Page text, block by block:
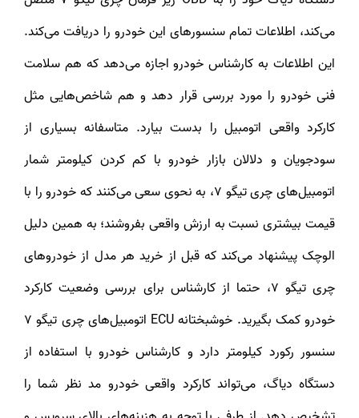
می‌کند، اطلاعات تمام سنسورهای این خودرو را دریافت می‌کند.
این اطلاعات به کارشناس خودرو اجازه می‌دهد که هم سلامت
فنی خودرو را مورد بررسی قرار دهد و هم شاخص‌هایی مثل
کارکرد واقعی اتومبیل را بدست بیارد. متاسفانه بسیاری از
سودجویان و دلالان بازار خودرو با کم کردن کیلومتر شمار
اتومبیل‌های چری تیگو 7، به نحوی سعی می‌کنند که خودرو را با
قیمت بیشتری نسبت به ارزش واقعی بفروشند؛ به همین دلیل
الوچک پیشنهاد می‌کند که قبل از خرید هر مدل از خودروهای
چری تیگو 7، حتما از کارشناس برای بررسی وضعیت کارکرد
خودرو کمک بگیرید. خوشبختانه ECU اتومبیل‌های چری تیگو 7
سنسور رکورد کیلومتر دارد و کارشناس خودرو با استفاده از
دستگاه دیاگ، می‌تواند کارکرد واقعی خودرو مد نظر شما را